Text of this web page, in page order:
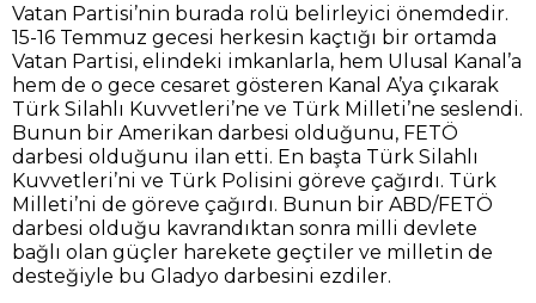
Vatan Partisi’nin burada rolü belirleyici önemdedir.
15-16 Temmuz gecesi herkesin kaçtığı bir ortamda
Vatan Partisi, elindeki imkanlarla, hem Ulusal Kanal’a
hem de o gece cesaret gösteren Kanal A’ya çıkarak
Türk Silahlı Kuvvetleri’ne ve Türk Milleti’ne seslendi.
Bunun bir Amerikan darbesi olduğunu, FETÖ
darbesi olduğunu ilan etti. En başta Türk Silahlı
Kuvvetleri’ni ve Türk Polisini göreve çağırdı. Türk
Milleti’ni de göreve çağırdı. Bunun bir ABD/FETÖ
darbesi olduğu kavrandıktan sonra milli devlete
bağlı olan güçler harekete geçtiler ve milletin de
desteğiyle bu Gladyo darbesini ezdiler.